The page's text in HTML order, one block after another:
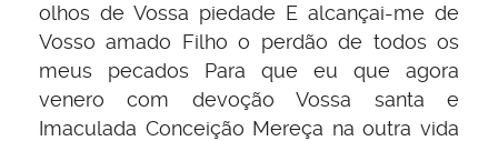
olhos de Vossa piedade E alcançai-me de
Vosso amado Filho o perdão de todos os
meus pecados Para que eu que agora
venero com devoção Vossa santa e
Imaculada Conceição Mereça na outra vida